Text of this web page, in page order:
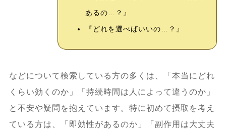
あるの…？』
『どれを選べばいいの…？』
などについて検索している方の多くは、「本当にどれ
くらい効くのか」「持続時間は人によって違うのか」
と不安や疑問を抱えています。特に初めて摂取を考え
ている方は、「即効性があるのか」「副作用は大丈夫